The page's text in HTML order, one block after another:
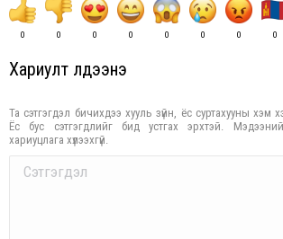
0 0 0 0 0 0 0 0
Хариулт үлдээнэ үү
Та сэтгэгдэл бичихдээ хууль зүйн, ёс суртахууны хэм
Ёс бус сэтгэгдлийг бид устгах эрхтэй.
хариуцлага хүлээхгүй.
Comment